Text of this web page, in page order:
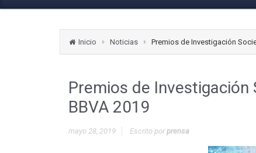
Inicio Noticias Premios de Investigación
Premios de
BBVA 2019
mayo 28, 2019 Escrito porprensa